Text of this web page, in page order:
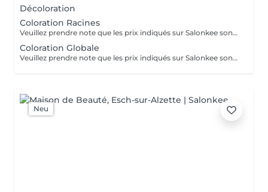
Décoloration
Coloration Racines
Veuillez prendre note que les prix indiqués sur Salonkee sont communiqués à titre informatif et s'entendent de base. Ces derniers sont susceptibles de varier selon le diagnostic réalisé à votre arrivée au salon et l'expertise du professionnel à qui vous confiez votre beauté. Dans tous les cas, un devis précis vous sera proposé et toutes réalisations de prestations seront effectuées avec votre accord. Un grand merci d'avance pour votre compréhension. Au plaisir de vous recevoir très vite.
Coloration Globale
Veuillez prendre note que les prix indiqués sur Salonkee sont communiqués à titre informatif et s'entendent de base. Ces derniers sont susceptibles de varier selon le diagnostic réalisé à votre arrivée au salon et l'expertise du professionnel à qui vous confiez votre beauté. Dans tous les cas, un devis précis vous sera proposé et toutes réalisations de prestations seront effectuées avec votre accord. Un grand merci d'avance pour votre compréhension. Au plaisir de vous recevoir très vite.
Neu